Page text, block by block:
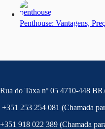
Penthouse: Vantagens,
Rua do Taxa nº 05 4710-448
+351 253 254 081 (Chamada
+351 918 022 389 (Chamada